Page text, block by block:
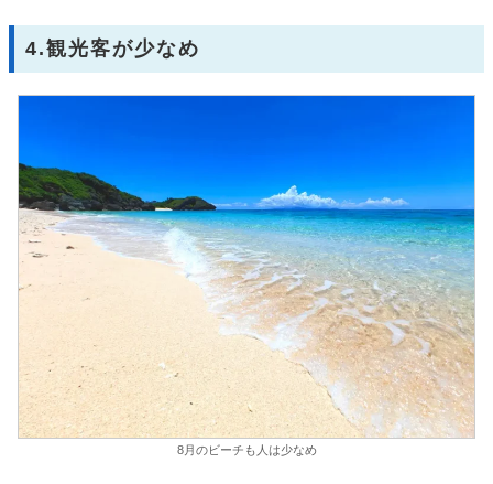
4.観光客が少なめ
8月のビーチも人は少なめ